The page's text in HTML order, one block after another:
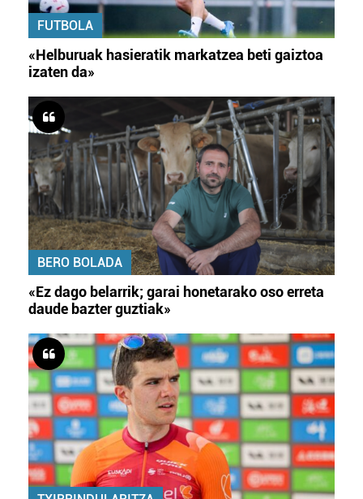
FUTBOLA
«Helburuak hasieratik markatzea beti gaiztoa
izaten da»
BERO BOLADA
«Ez dago belarrik; garai honetarako oso erreta
daude bazter guztiak»